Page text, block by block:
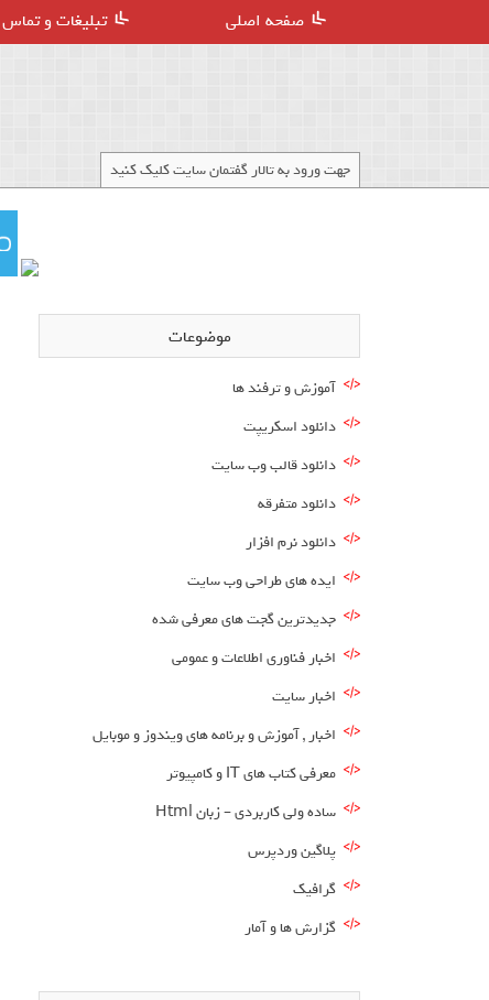
صفحه اصلی تبلیغات و تماس
جهت ورود به تالار گفتمان سایت کلیک کنید
موضوعات
آموزش و ترفند ها
دانلود اسکریپت
دانلود قالب وب سایت
دانلود متفرقه
دانلود نرم افزار
ایده های طراحی وب سایت
جدیدترین گجت های معرفی شده
اخبار فناوری اطلاعات و عمومی
اخبار سایت
اخبار , آموزش و برنامه های ویندوز و موبایل
معرفی کتاب های IT و کامپیوتر
ساده ولی کاربردی – زبان Html
پلاگین وردپرس
گرافیک
گزارش ها و آمار